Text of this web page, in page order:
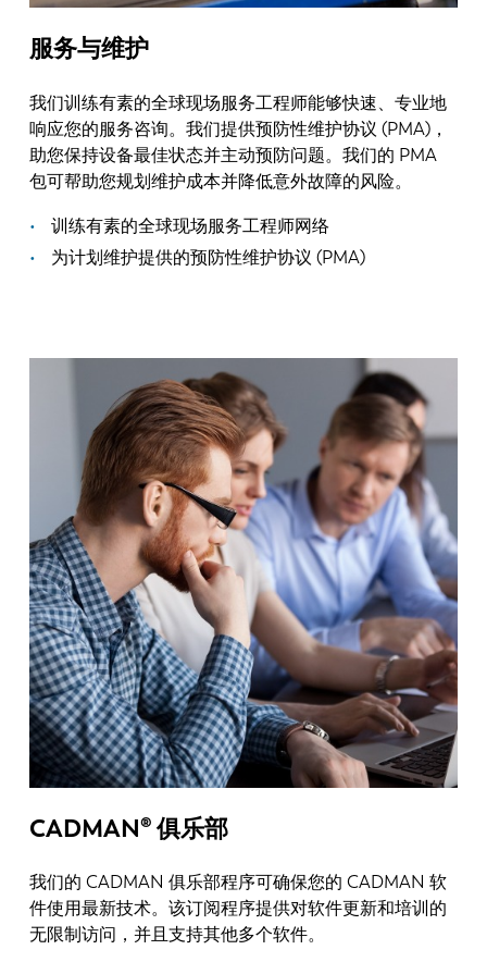
服务与维护
我们训练有素的全球现场服务工程师能够快速、专业地
响应您的服务咨询。我们提供预防性维护协议 (PMA)，
助您保持设备最佳状态并主动预防问题。我们的 PMA
包可帮助您规划维护成本并降低意外故障的风险。
训练有素的全球现场服务工程师网络
为计划维护提供的预防性维护协议 (PMA)
CADMAN® 俱乐部
我们的 CADMAN 俱乐部程序可确保您的 CADMAN 软
件使用最新技术。该订阅程序提供对软件更新和培训的
无限制访问，并且支持其他多个软件。
FR EN-US
DE IT
ES PT-PT
PL SK
KO CN